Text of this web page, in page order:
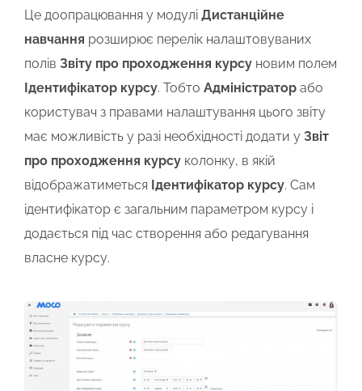
Це доопрацювання у модулі Дистанційне
навчання розширює перелік налаштовуваних
полів Звіту про проходження курсу новим полем
Ідентифікатор курсу. Тобто Адміністратор або
користувач з правами налаштування цього звіту
має можливість у разі необхідності додати у Звіт
про проходження курсу колонку, в якій
відображатиметься Ідентифікатор курсу. Сам
ідентифікатор є загальним параметром курсу і
додається під час створення або редагування
власне курсу.